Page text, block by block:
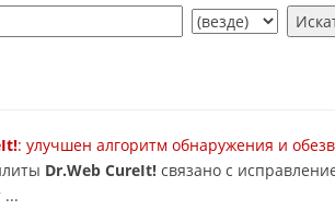
: улучшен алгоритм обнаружения и
Dr.Web CureIt! связано с
...